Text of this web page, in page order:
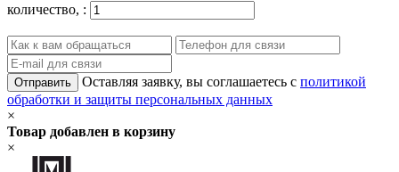
количество, :
Отправить Оставляя заявку, вы соглашаетесь с политикой
обработки и защиты персональных данных
×
Товар добавлен в корзину
×